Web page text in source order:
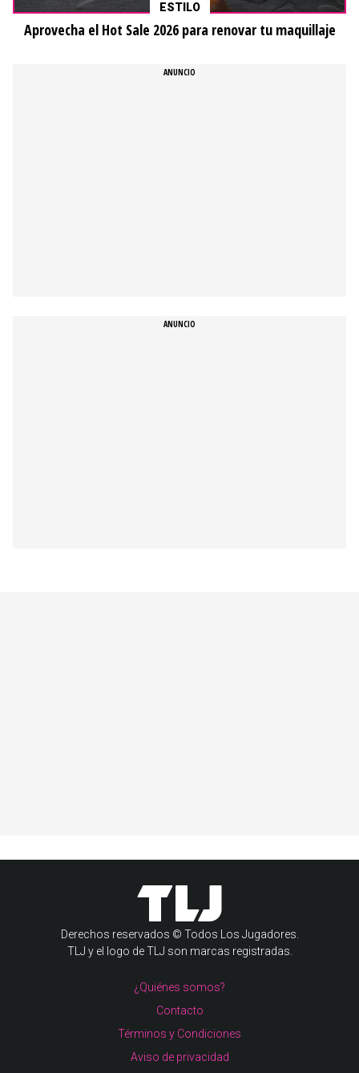
ESTILO
Aprovecha el Hot Sale 2026 para renovar tu maquillaje
Derechos reservados © Todos Los Jugadores.
TLJ y el logo de TLJ son marcas registradas.
¿Quiénes somos?
Contacto
Términos y Condiciones
Aviso de privacidad